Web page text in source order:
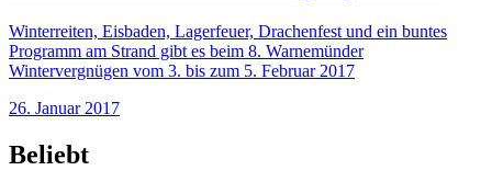
Winterreiten, Eisbaden, Lagerfeuer, Drachenfest und ein buntes
Programm am Strand gibt es beim 8. Warnemünder
Wintervergnügen vom 3. bis zum 5. Februar 2017
26. Januar 2017
Beliebt